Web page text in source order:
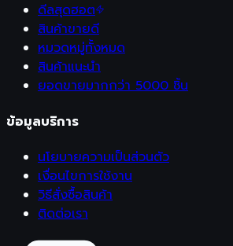
ดีลสุดฮอต
สินค้าขายดี
หมวดหมู่ทั้งหมด
สินค้าแนะนำ
ยอดขายมากกว่า 5000 ชิ้น
ข้อมูลบริการ
นโยบายความเป็นส่วนตัว
เงื่อนไขการใช้งาน
วิธีสั่งซื้อสินค้า
ติดต่อเรา